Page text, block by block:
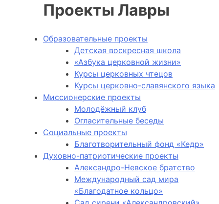
Проекты Лавры
Образовательные проекты
Детская воскресная школа
«Азбука церковной жизни»
Курсы церковных чтецов
Курсы церковно-славянского языка
Миссионерские проекты
Молодёжный клуб
Огласительные беседы
Социальные проекты
Благотворительный фонд «Кедр»
Духовно-патриотические проекты
Александро-Невское братство
Международный сад мира
«Благодатное кольцо»